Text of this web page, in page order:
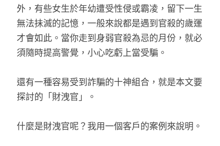
外，有些女生於年幼遭受性侵或霸凌，留下一生
無法抺滅的記憶，一般來說都是遇到官殺的歲運
才會如此。當你走到身弱官殺為忌的月份，就必
須隨時提高警覺，小心吃虧上當受騙。
還有一種容易受到詐騙的十神組合，就是本文要
探討的「財洩官」。
什麼是財洩官呢？我用一個客戶的案例來說明。